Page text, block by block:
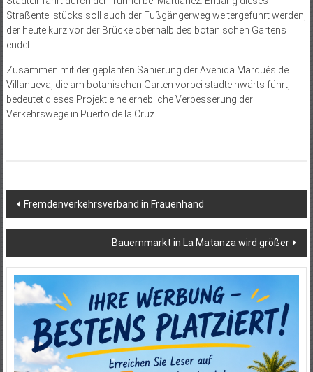
Straßenteilstücks soll auch der Fußgängerweg weitergeführt werden,
der heute kurz vor der Brücke oberhalb des botanischen Gartens
endet.
Zusammen mit der geplanten Sanierung der Avenida Marqués de
Villanueva, die am botanischen Garten vorbei stadteinwärts führt,
bedeutet dieses Projekt eine erhebliche Verbesserung der
Verkehrswege in Puerto de la Cruz.
Beitragsnavigation
Fremdenverkehrsverband in Frauenhand
Bauernmarkt in La Matanza wird größer